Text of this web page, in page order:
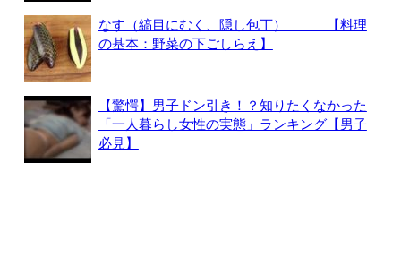
なす（縞目にむく、隠し包丁） 【料理
の基本：野菜の下ごしらえ】
【驚愕】男子ドン引き！？知りたくなかった
「一人暮らし女性の実態」ランキング【男子
必見】